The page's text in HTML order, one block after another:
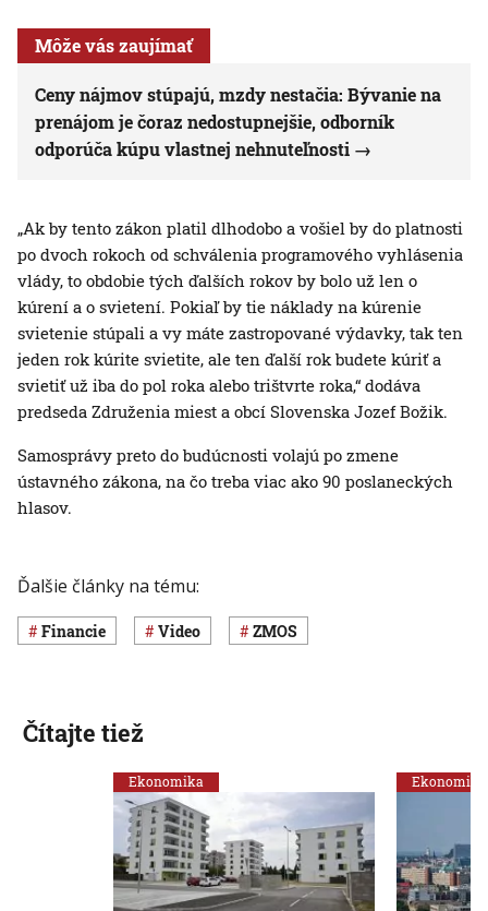
Môže vás zaujímať
Ceny nájmov stúpajú, mzdy nestačia: Bývanie na
prenájom je čoraz nedostupnejšie, odborník
odporúča kúpu vlastnej nehnuteľnosti
„Ak by tento zákon platil dlhodobo a vošiel by do platnosti
po dvoch rokoch od schválenia programového vyhlásenia
vlády, to obdobie tých ďalších rokov by bolo už len o
kúrení a o svietení. Pokiaľ by tie náklady na kúrenie
svietenie stúpali a vy máte zastropované výdavky, tak ten
jeden rok kúrite svietite, ale ten ďalší rok budete kúriť a
svietiť už iba do pol roka alebo trištvrte roka,“ dodáva
predseda Združenia miest a obcí Slovenska Jozef Božik.
Samosprávy preto do budúcnosti volajú po zmene
ústavného zákona, na čo treba viac ako 90 poslaneckých
hlasov.
Ďalšie články na tému:
Financie Video ZMOS
Čítajte tiež
Ekonomika Ekonomika